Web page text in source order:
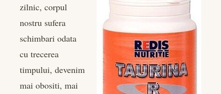
zilnic, corpul
nostru sufera
schimbari odata
cu trecerea
timpului, devenim
mai obositi, mai